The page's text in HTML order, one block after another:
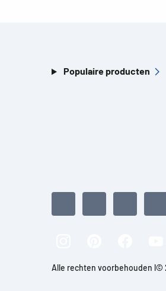
Populaire producten
Alle rechten voorbehouden l©